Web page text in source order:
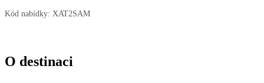
Kód nabídky: XAT2SAM
O destinaci